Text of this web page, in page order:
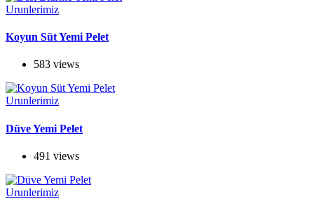
Urunlerimiz
Koyun Süt Yemi Pelet
583 views
Urunlerimiz
Düve Yemi Pelet
491 views
Urunlerimiz